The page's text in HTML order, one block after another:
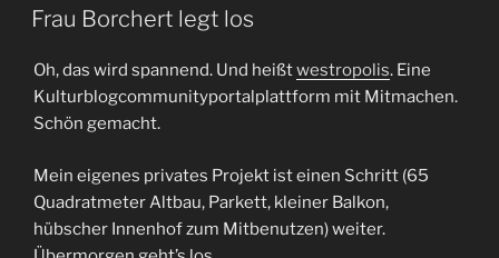
AM
Frau Borchert legt los
Oh, das wird spannend. Und heißtwestropolis. Eine
Kulturblogcommunityportalplattform mit Mitmachen.
Schön gemacht.
Mein eigenes privates Projekt ist einen Schritt (65
Quadratmeter Altbau, Parkett, kleiner Balkon,
hübscher Innenhof zum Mitbenutzen) weiter.